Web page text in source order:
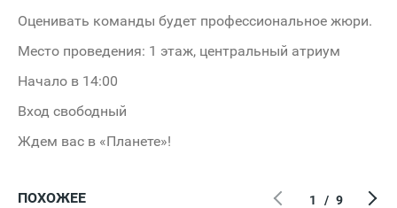
Оценивать команды будет профессиональное жюри.
Место проведения: 1 этаж, центральный атриум
Начало в 14:00
Вход свободный
Ждем вас в «Планете»!
ПОХОЖЕЕ 1 / 9